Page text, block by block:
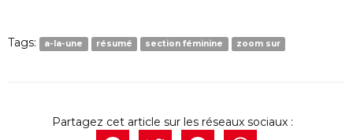
Tags: a-la-une résumé section féminine zoom sur